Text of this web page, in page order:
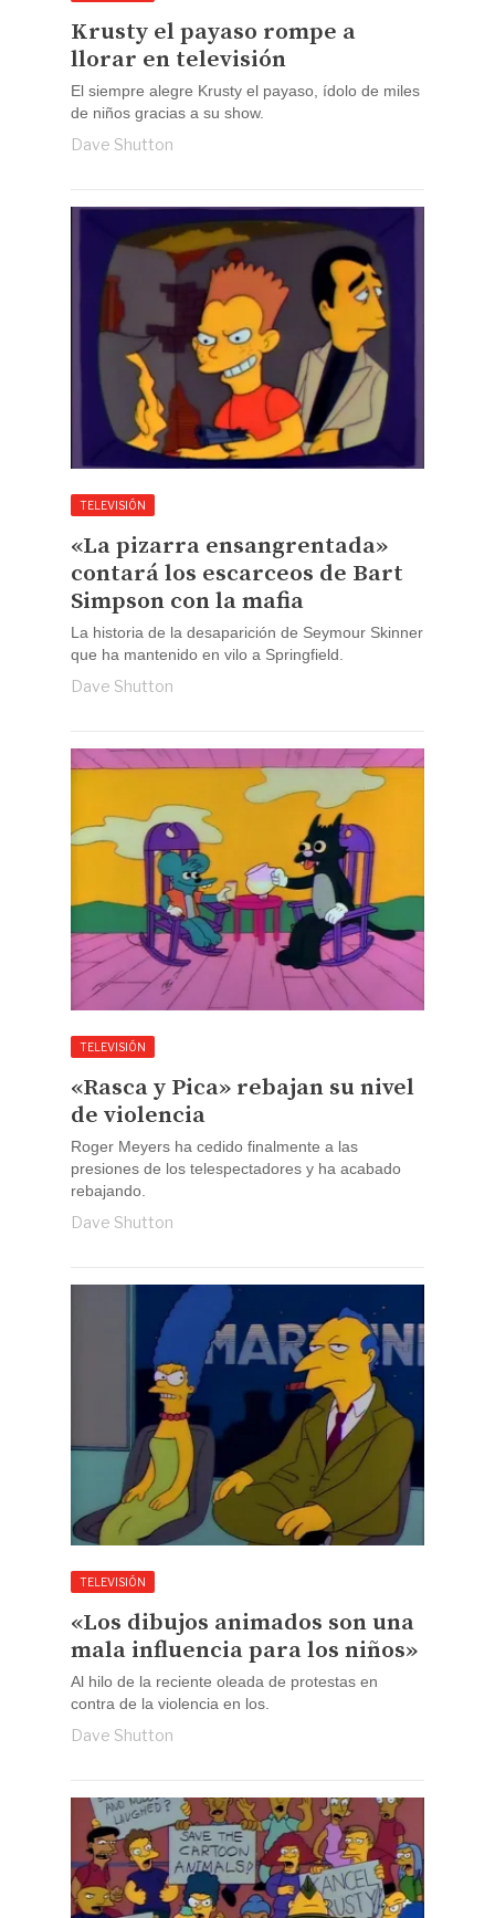
Krusty el payaso rompe a
llorar en televisión
El siempre alegre Krusty el payaso, ídolo de miles
de niños gracias a su show.
Dave Shutton
TELEVISIÓN
«La pizarra ensangrentada»
contará los escarceos de Bart
Simpson con la mafia
La historia de la desaparición de Seymour Skinner
que ha mantenido en vilo a Springfield.
Dave Shutton
TELEVISIÓN
«Rasca y Pica» rebajan su nivel
de violencia
Roger Meyers ha cedido finalmente a las
presiones de los telespectadores y ha acabado
rebajando.
Dave Shutton
TELEVISIÓN
«Los dibujos animados son una
mala influencia para los niños»
Al hilo de la reciente oleada de protestas en
contra de la violencia en los.
Dave Shutton